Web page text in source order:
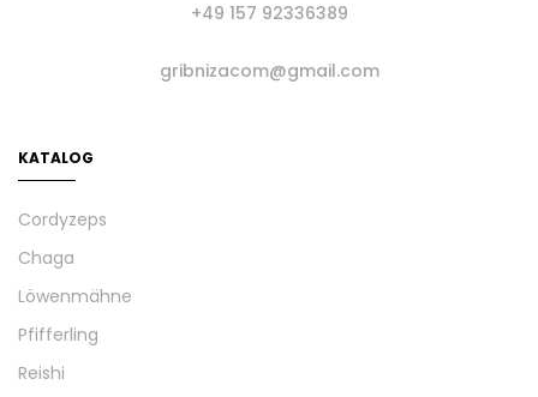
+49 157 92336389
gribnizacom@gmail.com
KATALOG
Cordyzeps
Chaga
Löwenmähne
Pfifferling
Reishi